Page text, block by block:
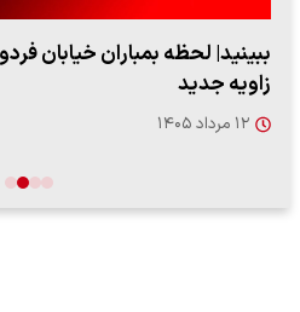
زاویه جدید
۱۲ مرداد ۱۴۰۵